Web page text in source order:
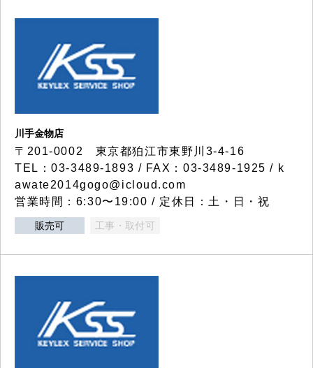
川手金物店
〒201-0002 東京都狛江市東野川3-4-16
TEL：03-3489-1893 / FAX：03-3489-1925 / k
awate2014gogo@icloud.com
営業時間：6:30〜19:00 / 定休日：土・日・祝
販売可 工事・取付可